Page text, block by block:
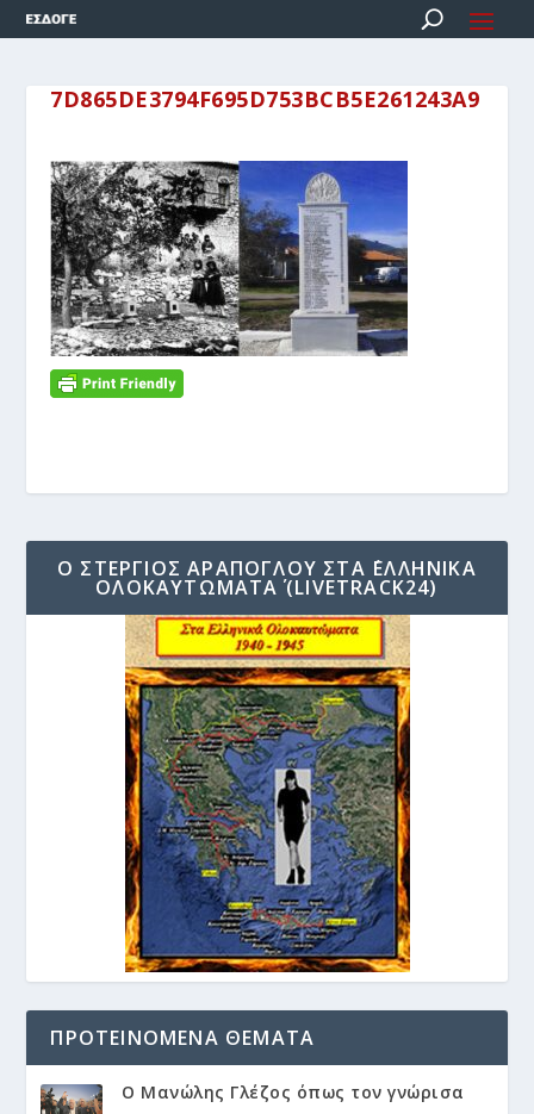
7D865DE3794F695D753BCB5E261243A9
Ο ΣΤΈΡΓΙΟΣ ΑΡΆΠΟΓΛΟΥ ΣΤΑ ΄ΕΛΛΗΝΙΚΆ
ΟΛΟΚΑΥΤΏΜΑΤΑ΄ (LIVETRACK24)
ΠΡΟΤΕΙΝΌΜΕΝΑ ΘΈΜΑΤΑ
Ο Μανώλης Γλέζος όπως τον γνώρισα